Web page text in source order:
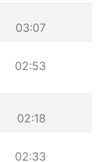
03:07
02:53
02:18
02:33